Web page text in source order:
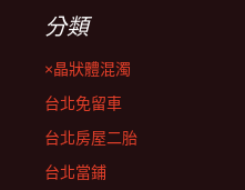
分類
×晶狀體混濁
台北免留車
台北房屋二胎
台北當鋪